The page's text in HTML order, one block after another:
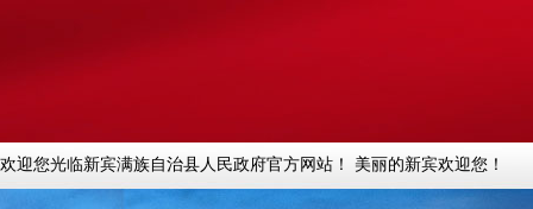
欢迎您光临新宾满族自治县人民政府官方网站！ 美丽的新宾欢迎您！